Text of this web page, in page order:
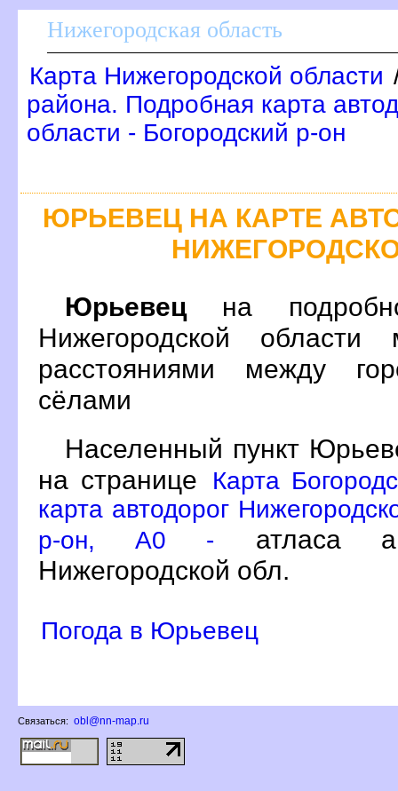
Нижегородская область
Карта Нижегородской области
района. Подробная карта
области - Богородский р-он
ЮРЬЕВЕЦ НА КАРТЕ
Юрьевецна
Нижегородской
расстояниями между
сёлами
Населенный пункт
на странице
Карта
карта автодорог
р-он, A0 -
атласа
Нижегородской обл.
Погода в Юрьевец
Связаться: obl@nn-map.ru